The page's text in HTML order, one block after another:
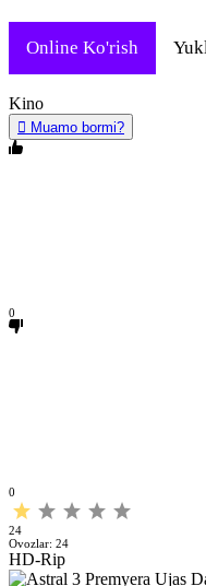
Online Ko'rish
Kino
Muamo bormi?
0
0
24
Ovozlar: 24
HD-Rip